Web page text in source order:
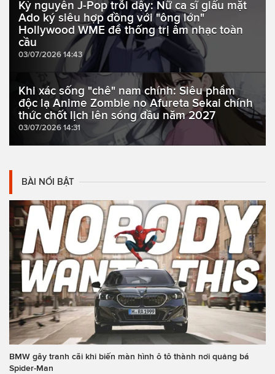
Kỷ nguyên J-Pop trỗi dậy: Nữ ca sĩ giấu mặt
Ado ký siêu hợp đồng với "ông lớn"
Hollywood WME để thống trị âm nhạc toàn
cầu
03/07/2026 14:43
Khi xác sống "chê" nam chính: Siêu phẩm
độc lạ Anime Zombie no Afureta Sekai chính
thức chốt lịch lên sóng đầu năm 2027
03/07/2026 14:31
BÀI NỔI BẬT
BMW gây tranh cãi khi biến màn hình ô tô thành nơi quảng bá
Spider-Man